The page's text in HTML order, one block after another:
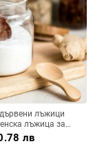
лъжици
лъжица за
Чай Кафе
лв